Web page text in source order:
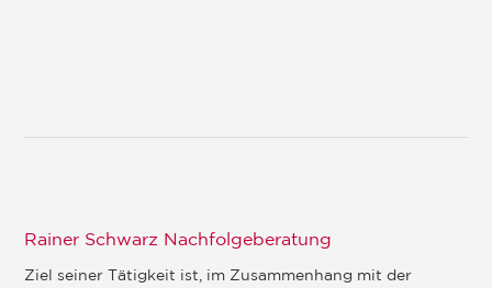
Rainer Schwarz Nachfolgeberatung
Ziel seiner Tätigkeit ist, im Zusammenhang mit der